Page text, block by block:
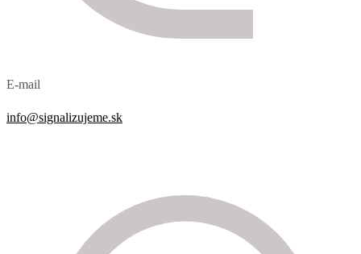
E-mail
info@signalizujeme.sk